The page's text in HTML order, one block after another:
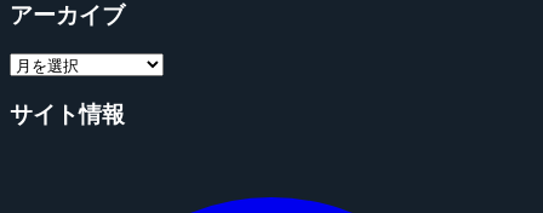
アーカイブ
サイト情報